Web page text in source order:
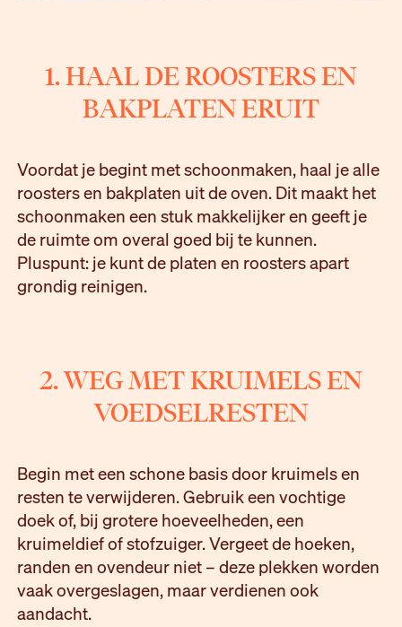
1. HAAL DE ROOSTERS EN
BAKPLATEN ERUIT
Voordat je begint met schoonmaken, haal je alle
roosters en bakplaten uit de oven. Dit maakt het
schoonmaken een stuk makkelijker en geeft je
de ruimte om overal goed bij te kunnen.
Pluspunt: je kunt de platen en roosters apart
grondig reinigen.
2. WEG MET KRUIMELS EN
VOEDSELRESTEN
Begin met een schone basis door kruimels en
resten te verwijderen. Gebruik een vochtige
doek of, bij grotere hoeveelheden, een
kruimeldief of stofzuiger. Vergeet de hoeken,
randen en ovendeur niet – deze plekken worden
vaak overgeslagen, maar verdienen ook
aandacht.